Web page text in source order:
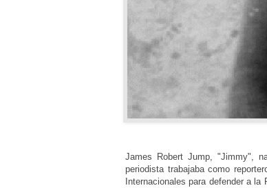
James Robert Jump,"Jimmy",
periodista trabajaba como
Internacionales para defender a